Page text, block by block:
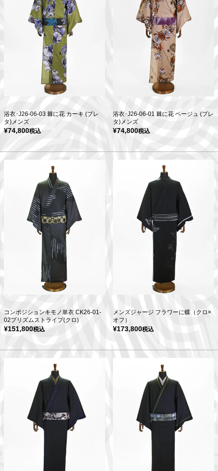
浴衣･J26-06-03 棘に花 カーキ (プレ
タ)メンズ
¥74,800税込
浴衣･J26-06-01 棘に花 ベージュ (プレ
タ)メンズ
¥74,800税込
コンポジションキモノ単衣 CK26-01-
02プリズムストライプ(クロ)
¥151,800税込
メンズジャージ フラワーに蝶（クロ×
オフ）
¥173,800税込